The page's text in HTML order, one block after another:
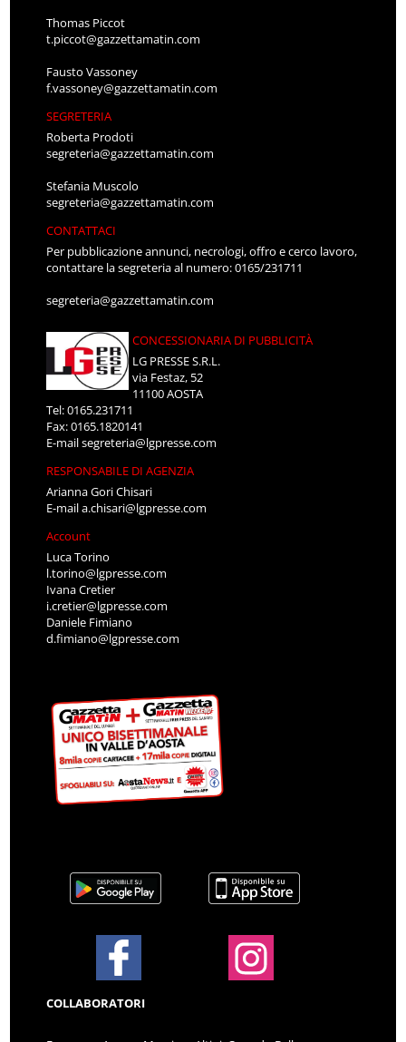
Thomas Piccot
t.piccot@gazzettamatin.com
Fausto Vassoney
f.vassoney@gazzettamatin.com
SEGRETERIA
Roberta Prodoti
segreteria@gazzettamatin.com
Stefania Muscolo
segreteria@gazzettamatin.com
CONTATTACI
Per pubblicazione annunci, necrologi, offro e cerco lavoro,
contattare la segreteria al numero: 0165/231711
segreteria@gazzettamatin.com
CONCESSIONARIA DI PUBBLICITÀ
LG PRESSE S.R.L.
via Festaz, 52
11100 AOSTA
Tel: 0165.231711
Fax: 0165.1820141
E-mailsegreteria@lgpresse.com
RESPONSABILE DI AGENZIA
Arianna Gori Chisari
E-maila.chisari@lgpresse.com
Account
Luca Torino
l.torino@lgpresse.com
Ivana Cretier
i.cretier@lgpresse.com
Daniele Fimiano
d.fimiano@lgpresse.com
COLLABORATORI